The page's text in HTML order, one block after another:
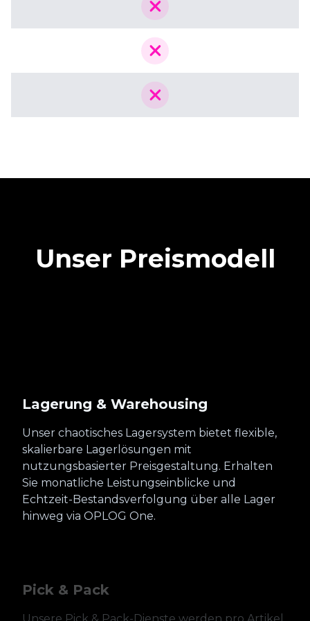
Unser Preismodell
Lagerung & Warehousing
Unser chaotisches Lagersystem bietet flexible,
skalierbare Lagerlösungen mit
nutzungsbasierter Preisgestaltung. Erhalten
Sie monatliche Leistungseinblicke und
Echtzeit-Bestandsverfolgung über alle Lager
hinweg via OPLOG One.
Pick & Pack